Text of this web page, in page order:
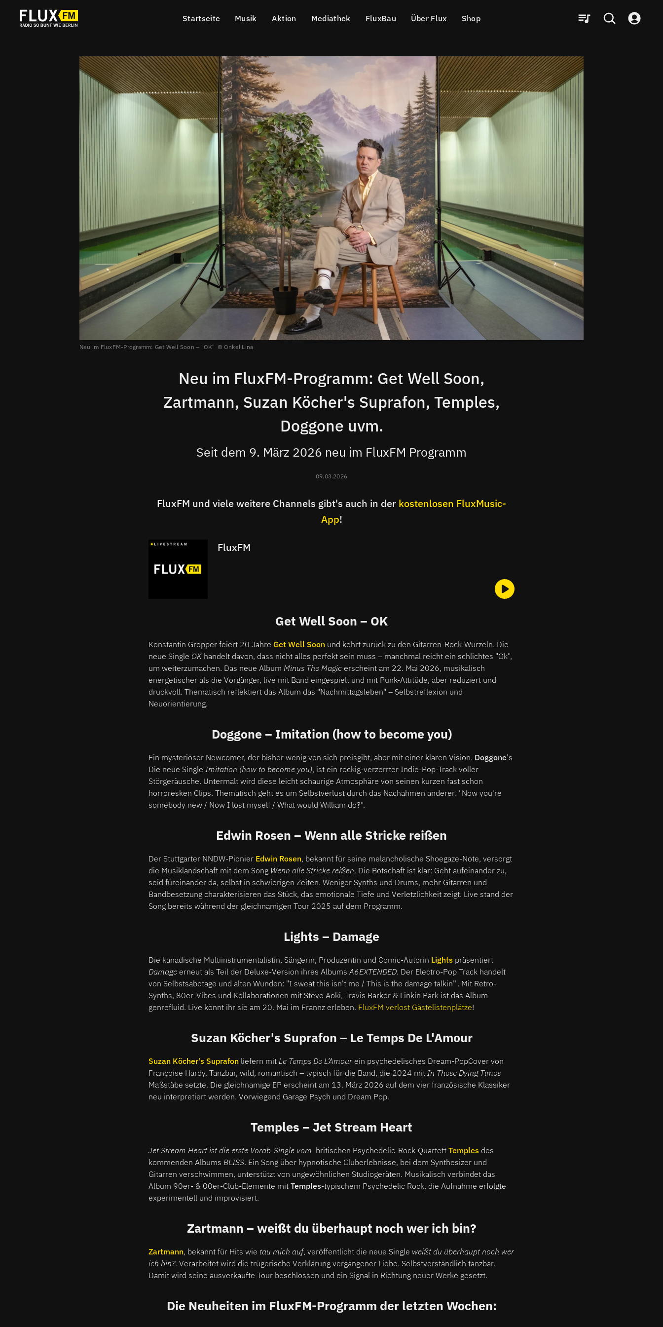
Startseite Musik Aktion Mediathek FluxBau Über Flux Shop
Neu im FluxFM-Programm: Get Well Soon – "OK" Onkel Lina
Neu im FluxFM-Programm: Get Well Soon,
Zartmann, Suzan Köcher's Suprafon, Temples,
Doggone uvm.
Seit dem 9. März 2026 neu im FluxFM Programm
09.03.2026
FluxFM und viele weitere Channels gibt's auch in der kostenlosen FluxMusic-
App!
FluxFM
Get Well Soon – OK
Konstantin Gropper feiert 20 Jahre Get Well Soon und kehrt zurück zu den Gitarren-Rock-Wurzeln. Die
neue Single OK handelt davon, dass nicht alles perfekt sein muss – manchmal reicht ein schlichtes "Ok",
um weiterzumachen. Das neue Album Minus The Magic erscheint am 22. Mai 2026, musikalisch
energetischer als die Vorgänger, live mit Band eingespielt und mit Punk-Attitüde, aber reduziert und
druckvoll. Thematisch reflektiert das Album das "Nachmittagsleben" – Selbstreflexion und
Neuorientierung.
Doggone – Imitation (how to become you)
Ein mysteriöser Newcomer, der bisher wenig von sich preisgibt, aber mit einer klaren Vision. Doggone's
Die neue Single Imitation (how to become you), ist ein rockig-verzerrter Indie-Pop-Track voller
Störgeräusche. Untermalt wird diese leicht schaurige Atmosphäre von seinen kurzen fast schon
horroresken Clips. Thematisch geht es um Selbstverlust durch das Nachahmen anderer: "Now you're
somebody new / Now I lost myself / What would William do?".
Edwin Rosen – Wenn alle Stricke reißen
Der Stuttgarter NNDW-Pionier Edwin Rosen, bekannt für seine melancholische Shoegaze-Note, versorgt
die Musiklandschaft mit dem Song Wenn alle Stricke reißen. Die Botschaft ist klar: Geht aufeinander zu,
seid füreinander da, selbst in schwierigen Zeiten. Weniger Synths und Drums, mehr Gitarren und
Bandbesetzung charakterisieren das Stück, das emotionale Tiefe und Verletzlichkeit zeigt. Live stand der
Song bereits während der gleichnamigen Tour 2025 auf dem Programm.
Lights – Damage
Die kanadische Multiinstrumentalistin, Sängerin, Produzentin und Comic-Autorin Lights präsentiert
Damage erneut als Teil der Deluxe-Version ihres Albums A6EXTENDED. Der Electro-Pop Track handelt
von Selbstsabotage und alten Wunden: "I sweat this isn't me / This is the damage talkin'". Mit Retro-
Synths, 80er-Vibes und Kollaborationen mit Steve Aoki, Travis Barker & Linkin Park ist das Album
genrefluid. Live könnt ihr sie am 20. Mai im Frannz erleben. FluxFM verlost Gästelistenplätze!
Suzan Köcher's Suprafon – Le Temps De L'Amour
Suzan Köcher's Suprafon liefern mit Le Temps De L’Amour ein psychedelisches Dream-PopCover von
Françoise Hardy. Tanzbar, wild, romantisch – typisch für die Band, die 2024 mit In These Dying Times
Maßstäbe setzte. Die gleichnamige EP erscheint am 13. März 2026 auf dem vier französische Klassiker
neu interpretiert werden. Vorwiegend Garage Psych und Dream Pop.
Temples – Jet Stream Heart
Jet Stream Heart ist die erste Vorab-Single vom britischen Psychedelic-Rock-Quartett Temples des
kommenden Albums BLISS. Ein Song über hypnotische Cluberlebnisse, bei dem Synthesizer und
Gitarren verschwimmen, unterstützt von ungewöhnlichen Studiogeräten. Musikalisch verbindet das
Album 90er- & 00er-Club-Elemente mit Temples-typischem Psychedelic Rock, die Aufnahme erfolgte
experimentell und improvisiert.
Zartmann – weißt du überhaupt noch wer ich bin?
Zartmann, bekannt für Hits wie tau mich auf, veröffentlicht die neue Single weißt du überhaupt noch wer
ich bin?. Verarbeitet wird die trügerische Verklärung vergangener Liebe. Selbstverständlich tanzbar.
Damit wird seine ausverkaufte Tour beschlossen und ein Signal in Richtung neuer Werke gesetzt.
Die Neuheiten im FluxFM-Programm der letzten Wochen: